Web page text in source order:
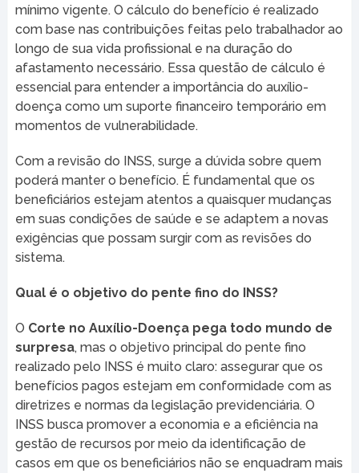
mínimo vigente. O cálculo do benefício é realizado
com base nas contribuições feitas pelo trabalhador ao
longo de sua vida profissional e na duração do
afastamento necessário. Essa questão de cálculo é
essencial para entender a importância do auxílio-
doença como um suporte financeiro temporário em
momentos de vulnerabilidade.
Com a revisão do INSS, surge a dúvida sobre quem
poderá manter o benefício. É fundamental que os
beneficiários estejam atentos a quaisquer mudanças
em suas condições de saúde e se adaptem a novas
exigências que possam surgir com as revisões do
sistema.
Qual é o objetivo do pente fino do INSS?
O Corte no Auxílio-Doença pega todo mundo de
surpresa, mas o objetivo principal do pente fino
realizado pelo INSS é muito claro: assegurar que os
benefícios pagos estejam em conformidade com as
diretrizes e normas da legislação previdenciária. O
INSS busca promover a economia e a eficiência na
gestão de recursos por meio da identificação de
casos em que os beneficiários não se enquadram mais